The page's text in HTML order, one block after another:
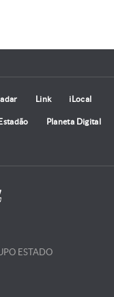
Link iLocal
Planeta Digital
ESTADO